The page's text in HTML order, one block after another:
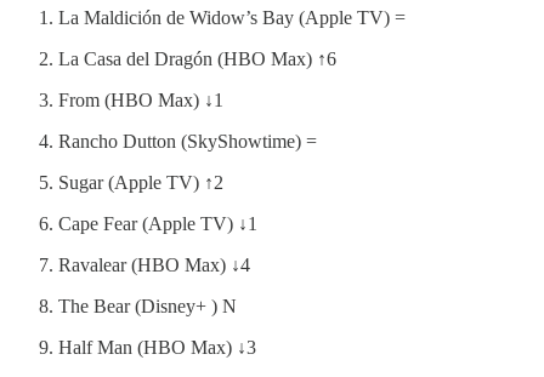
La Maldición de Widow’s Bay (Apple TV) =
La Casa del Dragón (HBO Max) ↑6
From (HBO Max) ↓1
Rancho Dutton (SkyShowtime) =
Sugar (Apple TV) ↑2
Cape Fear (Apple TV) ↓1
Ravalear (HBO Max) ↓4
The Bear (Disney+ ) N
Half Man (HBO Max) ↓3